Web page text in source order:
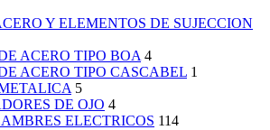
Y ELEMENTOS DE SUJECCION
ACERO TIPO BOA 4
ACERO TIPO CASCABEL 1
5
DE OJO 4
ELECTRICOS 114